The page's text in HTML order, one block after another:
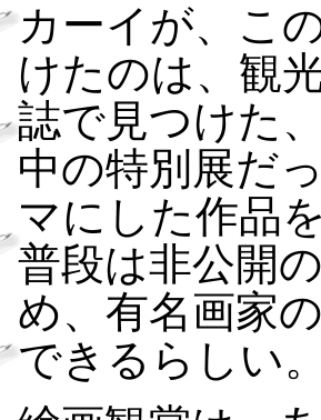
カーイが、こ
けたのは、観
誌で見つけた
中の特別展だ
マにした作品
普段は非公開
め、有名画家
できるらしい